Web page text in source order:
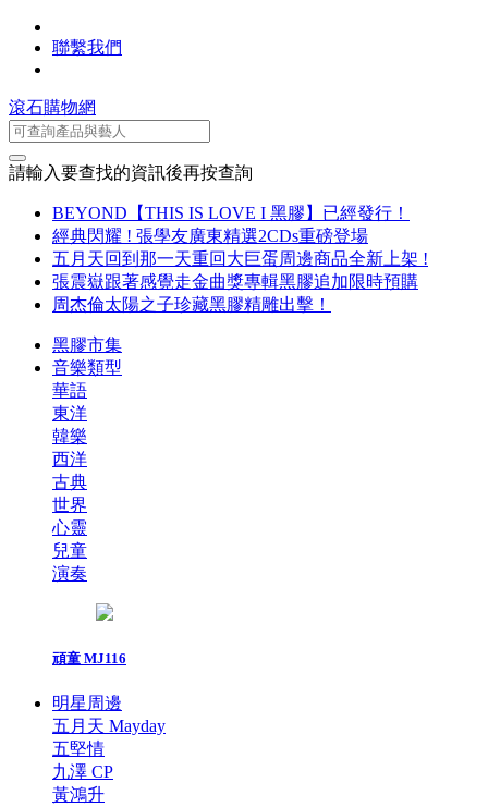
聯繫我們
滾石購物網
請輸入要查找的資訊後再按查詢
BEYOND【THIS IS LOVE I 黑膠】已經發行！
經典閃耀 ! 張學友廣東精選2CDs重磅登場
五月天回到那一天重回大巨蛋周邊商品全新上架 !
張震嶽跟著感覺走金曲獎專輯黑膠追加限時預購
周杰倫太陽之子珍藏黑膠精雕出擊！
黑膠市集
音樂類型
華語
東洋
韓樂
西洋
古典
世界
心靈
兒童
演奏
頑童 MJ116
明星周邊
五月天 Mayday
五堅情
九澤 CP
黃鴻升